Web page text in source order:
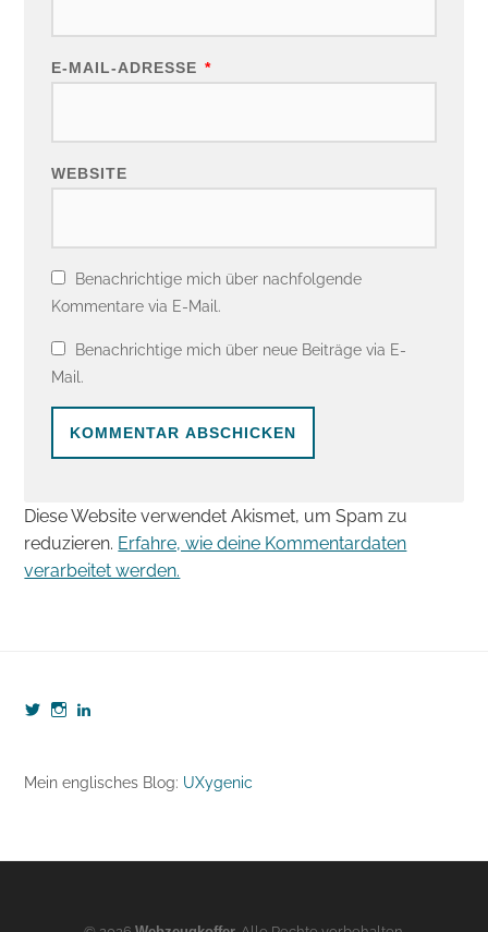
E-MAIL-ADRESSE *
WEBSITE
Benachrichtige mich über nachfolgende
Kommentare via E-Mail.
Benachrichtige mich über neue Beiträge via E-
Mail.
Diese Website verwendet Akismet, um Spam zu
reduzieren. Erfahre, wie deine Kommentardaten
verarbeitet werden.
Profil
Twitter
anzeigen
Profil
Instagram
anzeigen
8190b5b7
Mein englisches Blog: UXygenic